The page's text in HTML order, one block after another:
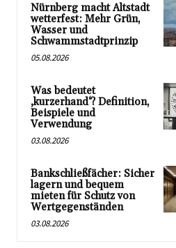
Nürnberg macht Altstadt
wetterfest: Mehr Grün,
Wasser und
Schwammstadtprinzip
05.08.2026
Was bedeutet
‚kurzerhand‘? Definition,
Beispiele und
Verwendung
03.08.2026
Bankschließfächer: Sicher
lagern und bequem
mieten für Schutz von
Wertgegenständen
03.08.2026